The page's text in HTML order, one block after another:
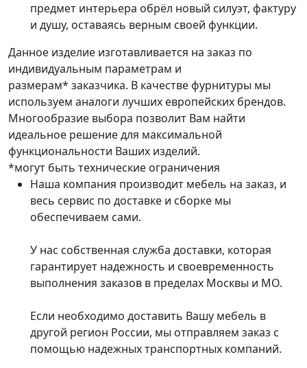
предмет интерьера обрёл новый силуэт, фактуру
и душу, оставаясь верным своей функции.
Данное изделие изготавливается на заказ по
индивидуальным параметрам и
размерам* заказчика. В качестве фурнитуры мы
используем аналоги лучших европейских брендов.
Многообразие выбора позволит Вам найти
идеальное решение для максимальной
функциональности Ваших изделий.
*могут быть технические ограничения
Наша компания производит мебель на заказ, и
весь сервис по доставке и сборке мы
обеспечиваем сами.
У нас собственная служба доставки, которая
гарантирует надежность и своевременность
выполнения заказов в пределах Москвы и МО.
Если необходимо доставить Вашу мебель в
другой регион России, мы отправляем заказ с
помощью надежных транспортных компаний.